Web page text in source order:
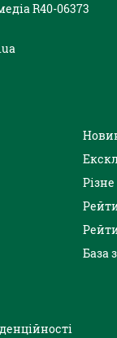
R40-06373
Різне
База